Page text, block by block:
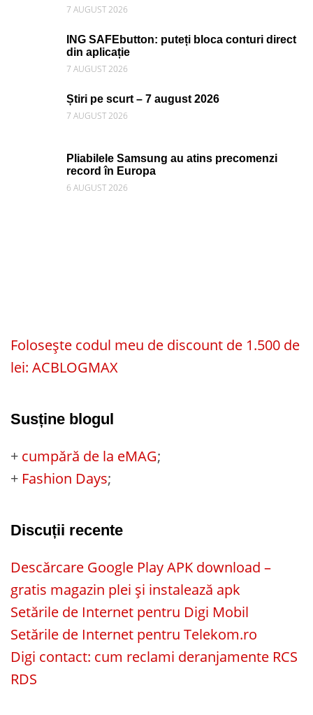
7 AUGUST 2026
ING SAFEbutton: puteți bloca conturi direct
din aplicație
7 AUGUST 2026
Știri pe scurt – 7 august 2026
7 AUGUST 2026
Pliabilele Samsung au atins precomenzi
record în Europa
6 AUGUST 2026
Folosește codul meu de discount de 1.500 de
lei: ACBLOGMAX
Susține blogul
+ cumpără de la eMAG;
+ Fashion Days;
Discuții recente
Descărcare Google Play APK download –
gratis magazin plei și instalează apk
Setările de Internet pentru Digi Mobil
Setările de Internet pentru Telekom.ro
Digi contact: cum reclami deranjamente RCS
RDS